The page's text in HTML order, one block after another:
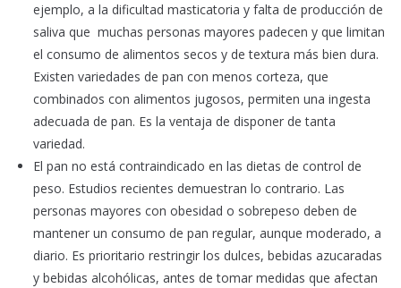
ejemplo, a la dificultad masticatoria y falta de producción de
saliva que muchas personas mayores padecen y que limitan
el consumo de alimentos secos y de textura más bien dura.
Existen variedades de pan con menos corteza, que
combinados con alimentos jugosos, permiten una ingesta
adecuada de pan. Es la ventaja de disponer de tanta
variedad.
El pan no está contraindicado en las dietas de control de
peso. Estudios recientes demuestran lo contrario. Las
personas mayores con obesidad o sobrepeso deben de
mantener un consumo de pan regular, aunque moderado, a
diario. Es prioritario restringir los dulces, bebidas azucaradas
y bebidas alcohólicas, antes de tomar medidas que afectan